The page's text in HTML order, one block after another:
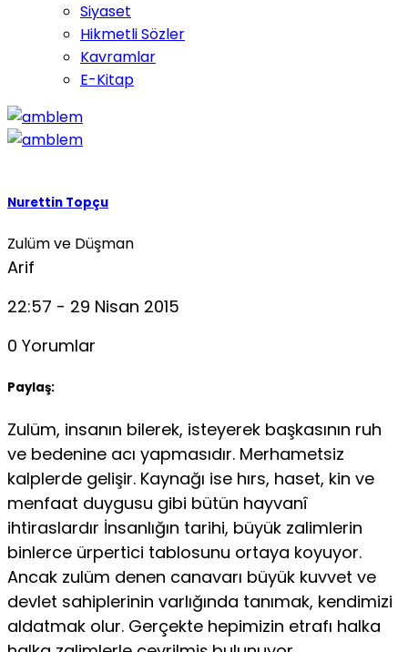
Siyaset
Hikmetli Sözler
Kavramlar
E-Kitap
Nurettin Topçu
Zulüm ve Düşman
Arif
22:57 - 29 Nisan 2015
0 Yorumlar
Paylaş:
Zulüm, insanın bilerek, isteyerek başkasının ruh
ve bedenine acı yapmasıdır. Merhametsiz
kalplerde gelişir. Kaynağı ise hırs, ha­set, kin ve
menfaat duygusu gibi bütün hayvanî
ihtiraslardır İnsan­lığın tarihi, büyük zalimlerin
binlerce ürpertici tablosunu ortaya ko­yuyor.
Ancak zulüm denen canavarı büyük kuvvet ve
devlet sahip­lerinin varlığında tanımak, kendimizi
aldatmak olur. Gerçekte hepi­mizin etrafı halka